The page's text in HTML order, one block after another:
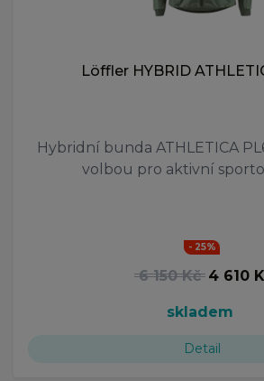
Löffler HYBRID
Hybridní bunda ATHLETICA
volbou pro aktivní
- 25%
6 150 Kč 4 610
skladem
Detail